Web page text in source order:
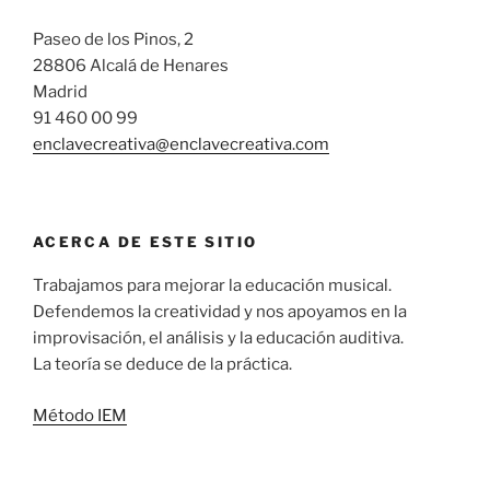
Paseo de los Pinos, 2
28806 Alcalá de Henares
Madrid
91 460 00 99
enclavecreativa@enclavecreativa.com
ACERCA DE ESTE SITIO
Trabajamos para mejorar la educación musical.
Defendemos la creatividad y nos apoyamos en la
improvisación, el análisis y la educación auditiva.
La teoría se deduce de la práctica.
Método IEM